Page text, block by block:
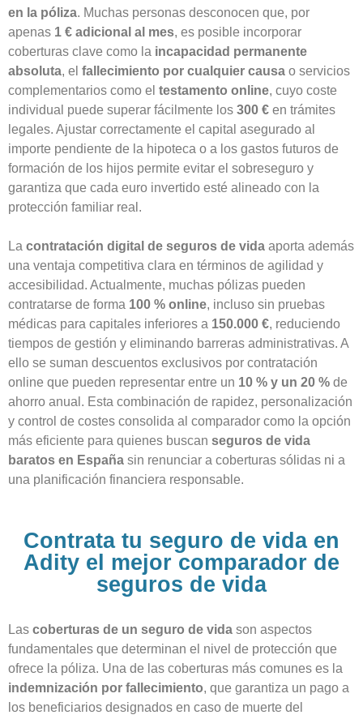
en la póliza. Muchas personas desconocen que, por
apenas 1 € adicional al mes, es posible incorporar
coberturas clave como la incapacidad permanente
absoluta, el fallecimiento por cualquier causa o servicios
complementarios como el testamento online, cuyo coste
individual puede superar fácilmente los 300 € en trámites
legales. Ajustar correctamente el capital asegurado al
importe pendiente de la hipoteca o a los gastos futuros de
formación de los hijos permite evitar el sobreseguro y
garantiza que cada euro invertido esté alineado con la
protección familiar real.
La contratación digital de seguros de vida aporta además
una ventaja competitiva clara en términos de agilidad y
accesibilidad. Actualmente, muchas pólizas pueden
contratarse de forma 100 % online, incluso sin pruebas
médicas para capitales inferiores a 150.000 €, reduciendo
tiempos de gestión y eliminando barreras administrativas. A
ello se suman descuentos exclusivos por contratación
online que pueden representar entre un 10 % y un 20 % de
ahorro anual. Esta combinación de rapidez, personalización
y control de costes consolida al comparador como la opción
más eficiente para quienes buscan seguros de vida
baratos en España sin renunciar a coberturas sólidas ni a
una planificación financiera responsable.
Contrata tu seguro de vida en
Adity el mejor comparador de
seguros de vida
Las coberturas de un seguro de vida son aspectos
fundamentales que determinan el nivel de protección que
ofrece la póliza. Una de las coberturas más comunes es la
indemnización por fallecimiento, que garantiza un pago a
los beneficiarios designados en caso de muerte del